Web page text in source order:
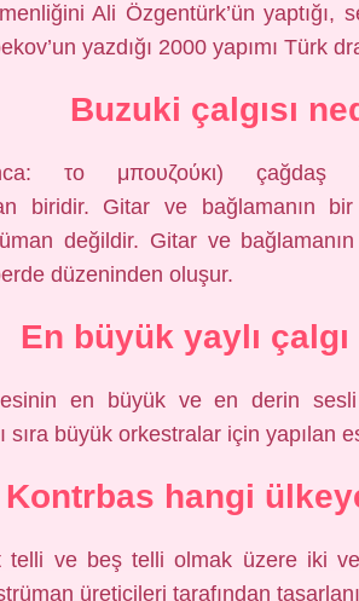
Ali Özgentürk’ün yaptığı,
yazdığı 2000 yapımı Türk
Buzuki çalgısı
το μπουζούκι) çağdaş
biridir. Gitar ve bağlamanın bir
değildir. Gitar ve
düzeninden oluşur.
En büyük yaylı
en büyük ve en derin sesli
sıra büyük orkestralar için yapılan
Kontrbas hangi
telli ve beş telli olmak üzere iki
üreticileri tarafından